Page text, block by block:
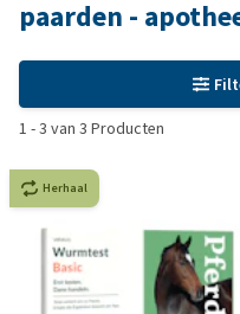
paarden -
1 -3 van 3 Producten
Herhaal